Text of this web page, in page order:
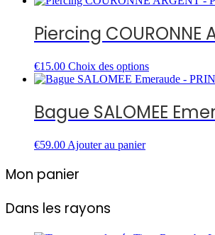
sur
du
produit
Piercing COURONNE
€15.00 Choix des optionsCe
produit
plusieurs
variations.
Bague SALOMEE
€59.00 Ajouter au panier
Mon panier
Dans les rayons